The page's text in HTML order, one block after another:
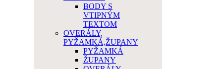
BODY S
VTIPNÝM
TEXTOM
OVERÁLY,
PYŽAMKÁ,ŽUPANY
PYŽAMKÁ
ŽUPANY